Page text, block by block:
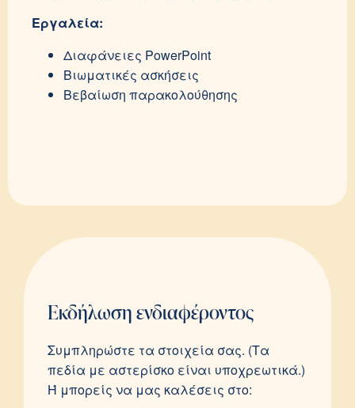
Εργαλεία:
Διαφάνειες PowerPoint
Βιωματικές ασκήσεις
Βεβαίωση παρακολούθησης
Εκδήλωση ενδιαφέροντος
Συμπληρώστε τα στοιχεία σας. (Τα
πεδία με αστερίσκο είναι υποχρεωτικά.)
Ή μπορείς να μας καλέσεις στο: